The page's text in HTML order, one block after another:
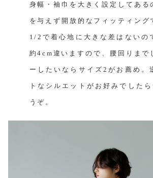
身幅・袖巾を大きく設定してある
を与えず開放的なフィッティング
1/2で着心地に大きな差はないの
約4cm違いますので、腰回りまで
ーしたいならサイズ2がお薦め。
トなシルエットがお好みでした
うぞ。